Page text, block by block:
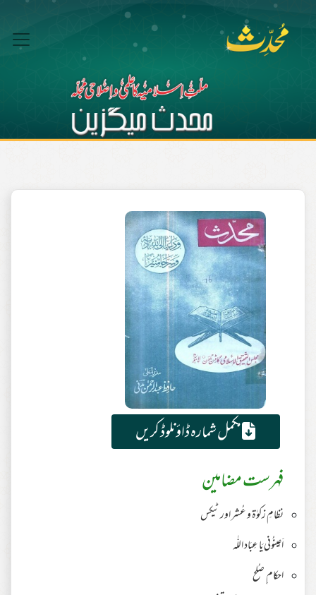
مکمل شمارہ ڈاؤنلوڈ کریں
فہرست مضامین
نظامِ زکوٰۃ و عُشر اور ٹیکس
اَعِینُونی یَا عِبَاد اللّٰہ
احکام ِ صُلح